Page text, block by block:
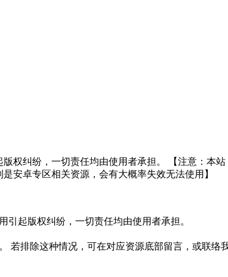
权纠纷，一切责任均由使用者承担。 【注意：本站
安卓专区相关资源，会有大概率失效无法使用】
起版权纠纷，一切责任均由使用者承担。
若排除这种情况，可在对应资源底部留言，或联络